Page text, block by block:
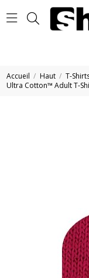
Accueil Haut T-
Ultra Cotton™ Adult T-